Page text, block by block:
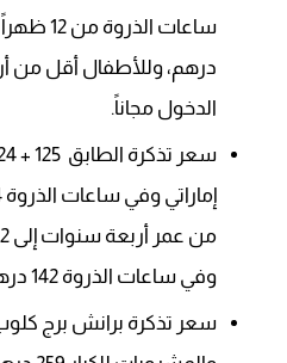
درهم، وللأطفال أقل من
الدخول مجاناً.
وفي ساعات الذروة 142 درهم.
سعر تذكرة برانش برج